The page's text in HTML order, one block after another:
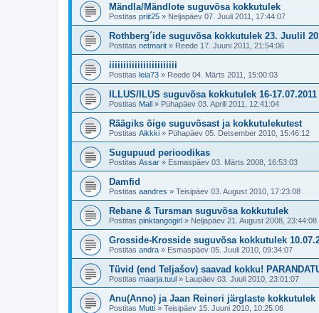
Mändla/Mändlote suguvõsa kokkutulek
Postitas priit25 » Neljapäev 07. Juuli 2011, 17:44:07
Rothberg´ide suguvõsa kokkutulek 23. Juulil
Postitas netmarit » Reede 17. Juuni 2011, 21:54:06
iiiiiiiiiiiiiiiiiiiiiiii
Postitas leia73 » Reede 04. Märts 2011, 15:00:03
ILLUS/ILUS suguvõsa kokkutulek 16-17.07.2011
Postitas Mall » Pühapäev 03. Aprill 2011, 12:41:04
Räägiks õige suguvõsast ja kokkutulekutest
Postitas Aikkki » Pühapäev 05. Detsember 2010, 15:46:12
Sugupuud perioodikas
Postitas Assar » Esmaspäev 03. Märts 2008, 16:53:03
Damfid
Postitas aandres » Teisipäev 03. August 2010, 17:23:08
Rebane & Tursman suguvõsa kokkutulek
Postitas pinktangogirl » Neljapäev 21. August 2008, 23:44:08
Grosside-Krosside suguvõsa kokkutulek
Postitas andra » Esmaspäev 05. Juuli 2010, 09:34:07
Tüvid (end Teljašov) saavad kokku!
Postitas maarja.tuul » Laupäev 03. Juuli 2010, 23:01:07
Anu(Anno) ja Jaan Reineri järglaste kokkutulek
Postitas Mutti » Teisipäev 15. Juuni 2010, 10:25:06